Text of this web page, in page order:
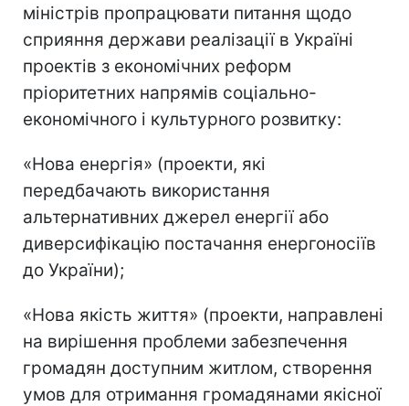
міністрів пропрацювати питання щодо
сприяння держави реалізації в Україні
проектів з економічних реформ
пріоритетних напрямів соціально-
економічного і культурного розвитку:
«Нова енергія» (проекти, які
передбачають використання
альтернативних джерел енергії або
диверсифікацію постачання енергоносіїв
до України);
«Нова якість життя» (проекти, направлені
на вирішення проблеми забезпечення
громадян доступним житлом, створення
умов для отримання громадянами якісної